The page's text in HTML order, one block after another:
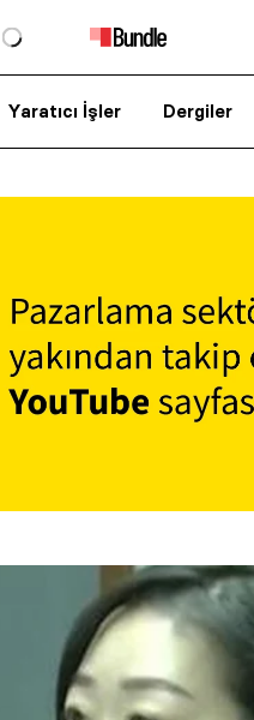
Yaratıcı İşler Dergiler